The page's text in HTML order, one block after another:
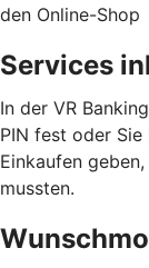
den Online-Shop
Services
In der VR
PIN fest oder
Einkaufen
mussten.